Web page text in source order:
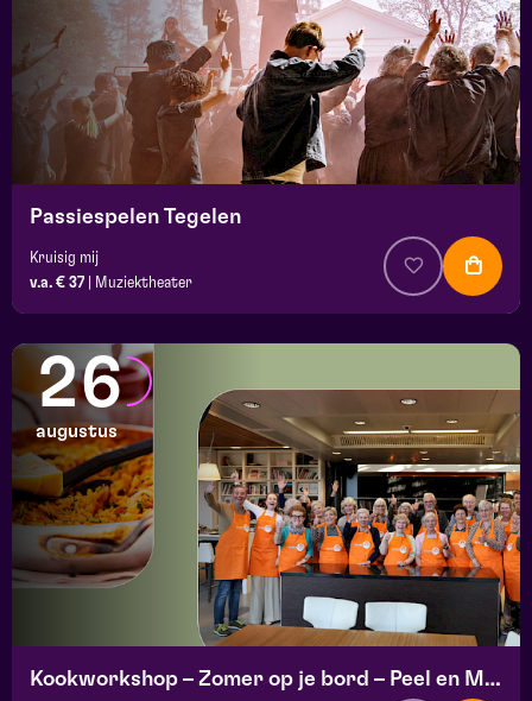
Passiespelen Tegelen
Kruisig mij
v.a. € 37
Muziektheater
26
augustus
Kookworkshop – Zomer op je bord – Peel en Maas